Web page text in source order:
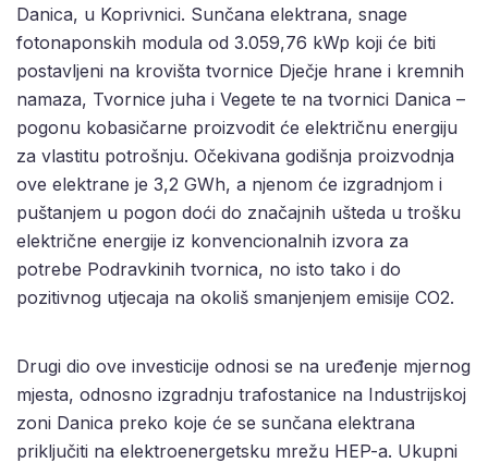
Danica, u Koprivnici. Sunčana elektrana, snage
fotonaponskih modula od 3.059,76 kWp koji će biti
postavljeni na krovišta tvornice Dječje hrane i kremnih
namaza, Tvornice juha i Vegete te na tvornici Danica –
pogonu kobasičarne proizvodit će električnu energiju
za vlastitu potrošnju. Očekivana godišnja proizvodnja
ove elektrane je 3,2 GWh, a njenom će izgradnjom i
puštanjem u pogon doći do značajnih ušteda u trošku
električne energije iz konvencionalnih izvora za
potrebe Podravkinih tvornica, no isto tako i do
pozitivnog utjecaja na okoliš smanjenjem emisije CO2.
Drugi dio ove investicije odnosi se na uređenje mjernog
mjesta, odnosno izgradnju trafostanice na Industrijskoj
zoni Danica preko koje će se sunčana elektrana
priključiti na elektroenergetsku mrežu HEP-a. Ukupni